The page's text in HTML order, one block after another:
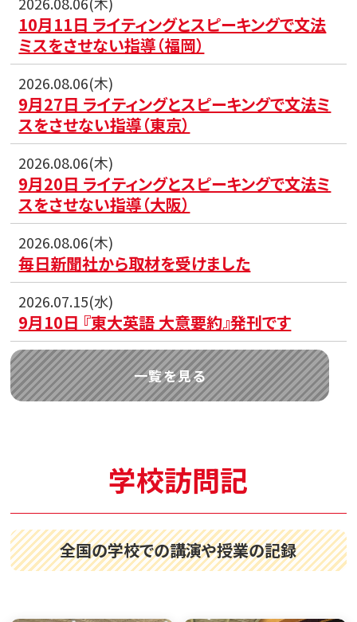
10月11日 ライティングとスピーキングで文法
ミスをさせない指導（福岡）
2026.08.06(木)
9月27日 ライティングとスピーキングで文法ミ
スをさせない指導（東京）
2026.08.06(木)
9月20日 ライティングとスピーキングで文法ミ
スをさせない指導（大阪）
2026.08.06(木)
毎日新聞社から取材を受けました
2026.07.15(水)
9月10日 『東大英語 大意要約』発刊です
一覧を見る
学校訪問記
全国の学校での講演や授業の記録